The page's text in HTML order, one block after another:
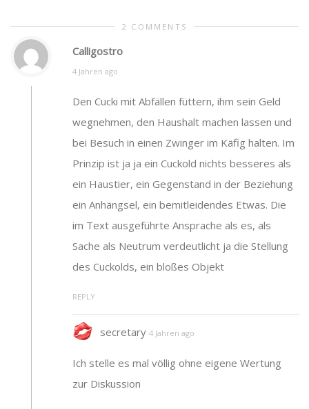
2 COMMENTS
Calligostro
4 Jahren ago
Den Cucki mit Abfällen füttern, ihm sein Geld
wegnehmen, den Haushalt machen lassen und
bei Besuch in einen Zwinger im Käfig halten. Im
Prinzip ist ja ja ein Cuckold nichts besseres als
ein Haustier, ein Gegenstand in der Beziehung
ein Anhängsel, ein bemitleidendes Etwas. Die
im Text ausgeführte Ansprache als es, als
Sache als Neutrum verdeutlicht ja die Stellung
des Cuckolds, ein bloßes Objekt
REPLY
secretary 4 Jahren ago
Ich stelle es mal völlig ohne eigene Wertung
zur Diskussion